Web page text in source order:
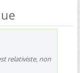
relativiste, non